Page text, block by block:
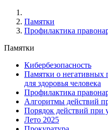
Памятки
Профилактика
Памятки
Кибербезопасность
Памятки о негативных
для здоровья человека
Профилактика
Алгоритмы действий
Порядок действий при
Лето 2025